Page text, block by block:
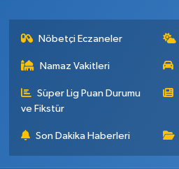
Nöbetçi Eczaneler
Namaz Vakitleri
Süper Lig Puan Durumu
ve Fikstür
Son Dakika Haberleri